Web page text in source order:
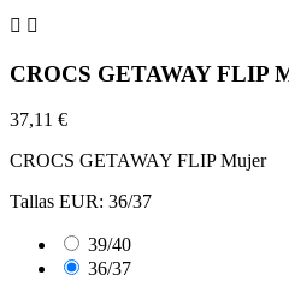
 
CROCS GETAWAY FLIP
37,11 €
CROCS GETAWAY FLIP Mujer
Tallas EUR: 36/37
39/40
36/37